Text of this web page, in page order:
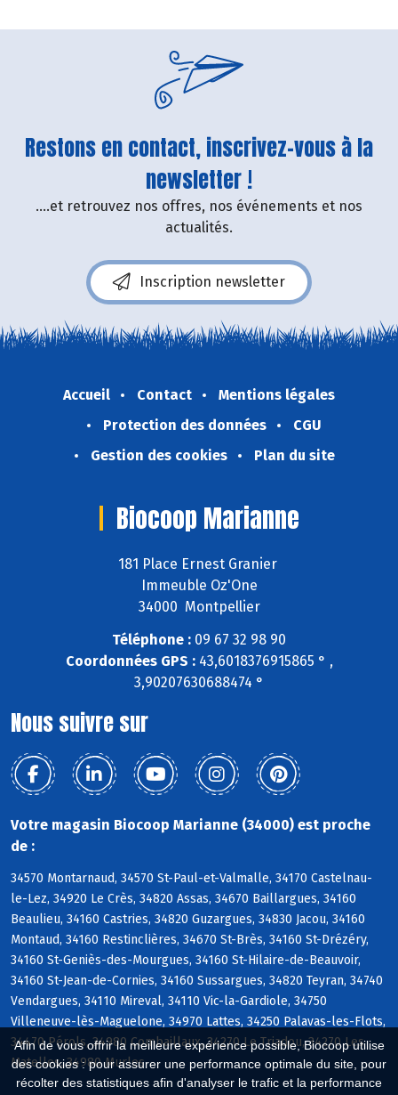
Afin de vous offrir la meilleure expérience possible, Biocoop utilise
des cookies : pour assurer une performance optimale du site, pour
récolter des statistiques afin d'analyser le trafic et la performance
Restons en contact, inscrivez-vous à la
newsletter !
....et retrouvez nos offres, nos événements et nos
actualités.
Inscription newsletter
Accueil Contact
Mentions légales
Protection des données
CGU
Gestion des cookies
Plan du site
Biocoop Marianne
181 Place Ernest Granier
Immeuble Oz'One
34000 Montpellier
Téléphone : 09 67 32 98 90
Coordonnées GPS :43,6018376915865 ° ,
3,90207630688474 °
Nous suivre sur
Votre magasin Biocoop Marianne (34000) est proche
de :
34570 Montarnaud, 34570 St-Paul-et-Valmalle, 34170 Castelnau-
le-Lez, 34920 Le Crès, 34820 Assas, 34670 Baillargues, 34160
Beaulieu, 34160 Castries, 34820 Guzargues, 34830 Jacou, 34160
Montaud, 34160 Restinclières, 34670 St-Brès, 34160 St-Drézéry,
34160 St-Geniès-des-Mourgues, 34160 St-Hilaire-de-Beauvoir,
34160 St-Jean-de-Cornies, 34160 Sussargues, 34820 Teyran, 34740
Vendargues, 34110 Mireval, 34110 Vic-la-Gardiole, 34750
Villeneuve-lès-Maguelone, 34970 Lattes, 34250 Palavas-les-Flots,
34470 Pérols, 34980 Combaillaux, 34270 Le Triadou, 34270 Les
Matelles, 34980 Murles